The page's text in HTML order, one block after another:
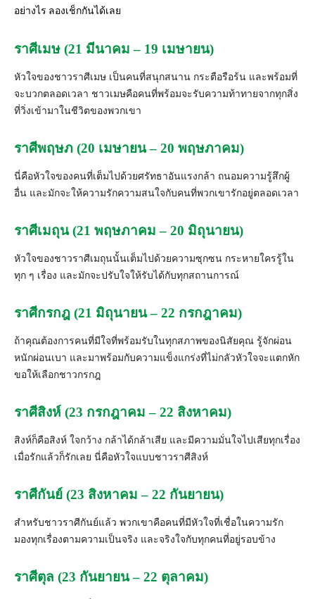
อย่างไร ลองเช็กกันได้เลย
ราศีเมษ (21 มีนาคม – 19 เมษายน)
หัวใจของชาวราศีเมษ เป็นคนที่สนุกสนาน กระตือรือร้น และพร้อมที่
จะบวกตลอดเวลา ชาวเมษคือคนที่พร้อมจะรับความท้าทายจากทุกสิ่ง
ที่วิ่งเข้ามาในชีวิตของพวกเขา
ราศีพฤษภ (20 เมษายน – 20 พฤษภาคม)
นี่คือหัวใจของคนที่เต็มไปด้วยศรัทธาอันแรงกล้า ถนอมความรู้สึกผู้
อื่น และมักจะให้ความรักความสนใจกับคนที่พวกเขารักอยู่ตลอดเวลา
ราศีเมถุน (21 พฤษภาคม – 20 มิถุนายน)
หัวใจของชาวราศีเมถุนนั้นเต็มไปด้วยความซุกซน กระหายใครรู้ใน
ทุก ๆ เรื่อง และมักจะปรับใจให้รับได้กับทุกสถานการณ์
ราศีกรกฎ (21 มิถุนายน – 22 กรกฎาคม)
ถ้าคุณต้องการคนที่มีใจที่พร้อมรับในทุกสภาพของนิสัยคุณ รู้จักผ่อน
หนักผ่อนเบา และมาพร้อมกับความแข็งแกร่งที่ไม่กลัวหัวใจจะแตกหัก
ขอให้เลือกชาวกรกฎ
ราศีสิงห์ (23 กรกฎาคม – 22 สิงหาคม)
สิงห์ก็คือสิงห์ ใจกว้าง กล้าได้กล้าเสีย และมีความมั่นใจไปเสียทุกเรื่อง
เมื่อรักแล้วก็รักเลย นี่คือหัวใจแบบชาวราศีสิงห์
ราศีกันย์ (23 สิงหาคม – 22 กันยายน)
สำหรับชาวราศีกันย์แล้ว พวกเขาคือคนที่มีหัวใจที่เชื่อในความรัก
มองทุกเรื่องตามความเป็นจริง และจริงใจกับทุกคนที่อยู่รอบข้าง
ราศีตุล (23 กันยายน – 22 ตุลาคม)